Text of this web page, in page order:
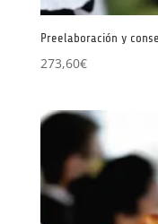
Preelaboración y
273,60€